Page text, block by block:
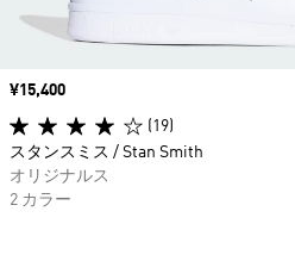
価格
¥15,400
(19)
スタンスミス / Stan Smith
オリジナルス
2 カラー